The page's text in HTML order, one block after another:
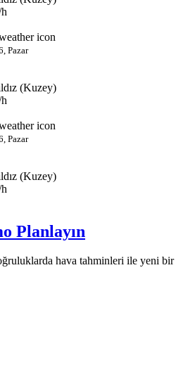
Pazar
(Kuzey)
Pazar
(Kuzey)
Planlayın
hava tahminleri ile yeni bir